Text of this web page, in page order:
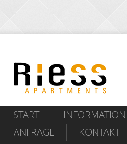
START
ANFRAGE
KONTAKT